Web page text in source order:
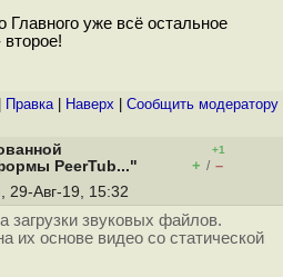
Главного уже всё остальное
второе!
Правка| Наверх Cообщить модератору
PeerTub..."
+1
+ / –
29-Авг-19, 15:32
загрузки звуковых файлов.
их основе видео со статической